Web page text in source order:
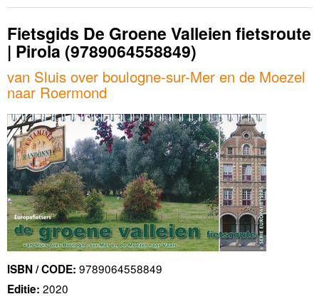
Fietsgids De Groene Valleien fietsroute
| Pirola (9789064558849)
van Sluis over boulogne-sur-Mer en de Moezel
naar Roermond
ISBN / CODE: 9789064558849
Editie: 2020